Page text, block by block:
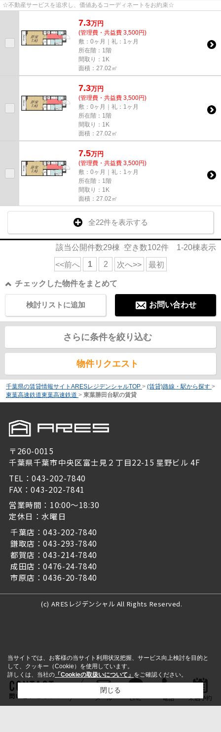
☆不動産サービスを追求し、価値あるコーディネートをお約束☆
7.3万円
(管理費・共益費 3,500円)
敷：0ヶ月｜礼：1ヶ月
所在階：1階
間取り：1K
面積：27.02㎡
7.3万円
(管理費・共益費 3,500円)
敷：0ヶ月｜礼：1ヶ月
所在階：1階
間取り：1K
面積：27.02㎡
7.5万円
(管理費・共益費 3,500円)
敷：0ヶ月｜礼：1ヶ月
所在階：1階
間取り：1K
面積：27.02㎡
全22件を表示する
該当公開件数29棟 空き数102件 1-20棟表示
<<前へ 1 2 次へ>> 最初
チェックした物件をまとめて
お問い合わせ
検討リストに追加
さらに条件を絞り込む
物件リクエスト
千葉県の賃貸情報サイトARESレジデンシャルTOP > (賃貸)路線・駅から探す >
東葉高速鉄道東葉高速鉄道 > 東葉勝田台駅の賃貸
〒260-0015
千葉県千葉市中央区富士見２丁目22-15 星野ビル 4F
TEL：043-202-7840
FAX：043-202-7841
営業時間：10:00～18:30
定休日：水曜日
千葉店：043-202-7840
鎌取店：043-293-7840
都賀店：043-214-7840
成田店：0476-24-7840
市原店：0436-20-7840
(c) ARESレジデンシャル All Rights Reserved.
問い合わせをする メール LINE 電話 来店予約
当サイトでは、お客様の当サイト利用状況把握、サービス向上検討を目的と
して、クッキー（Cookie）を使用しています。
詳しくは、当社の 「Cookieの取扱いについて」 をご確認ください。
閉じる